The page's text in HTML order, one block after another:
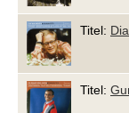
Titel:
Titel: